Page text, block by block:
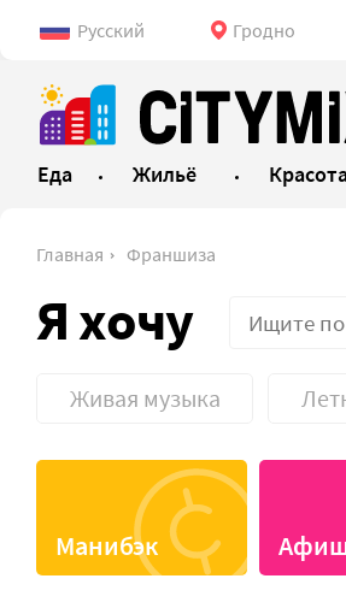
Русский Гродно
Еда Жильё
Главная Франшиза
Я хочу
Банкетный зал
Бесплатная парковка
Живая музыка
Манибэк